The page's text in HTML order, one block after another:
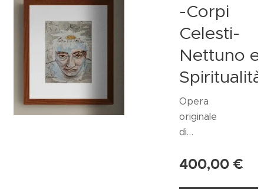
-Corpi
Celesti-
Nettuno e
Spiritualità
Opera
originale
di
ra
400,00 €